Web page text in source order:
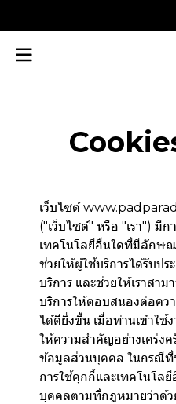
เว็บไซต์
("เว็บไซต์" หรือ "เรา") มี
เทคโนโลยีอื่นใดที่มีลักษ
ช่วยให้ผู้ใช้บริการได้รับป
บริการ และช่วยให้เราสา
บริการให้ตอบสนองต่อคว
ได้ดียิ่งขึ้น เมื่อท่านเข้าใช้ง
ให้ความสำคัญอย่างเคร่ง
ข้อมูลส่วนบุคคล ในกรณีที่
การใช้คุกกี้และเทคโนโ
บุคคลตามที่กฎหมายว่าด้